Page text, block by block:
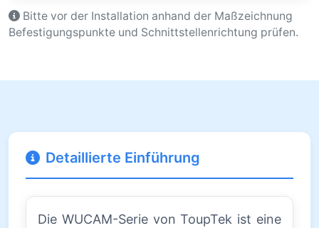
Bitte vor der Installation anhand der Maßzeichnung
Befestigungspunkte und Schnittstellenrichtung prüfen.
Detaillierte Einführung
Die WUCAM-Serie von ToupTek ist eine